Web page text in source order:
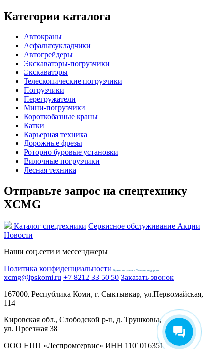
Категории каталога
Автокраны
Асфальтоукладчики
Автогрейдеры
Экскаваторы-погрузчики
Экскаваторы
Телескопические погрузчики
Погрузчики
Перегружатели
Мини-погрузчики
Короткобазные краны
Катки
Карьерная техника
Дорожные фрезы
Роторно буровые установки
Вилочные погрузчики
Лесная техника
Отправьте запрос на спецтехнику
XCMG
Каталог спецтехники Сервисное обслуживание Акции
Новости
Наши соц.сети и мессенджеры
Политика конфиденциальности
Кухни на заказ в Тюмени недорого
xcmg@lpskomi.ru +7 8212 33 50 50 Заказать звонок
167000, Республика Коми, г. Сыктывкар, ул.Первомайская,
114
Кировская обл., Слободской р-н, д. Трушковы,
ул. Проезжая 38
ООО НПП «Леспромсервис» ИНН 1101016351